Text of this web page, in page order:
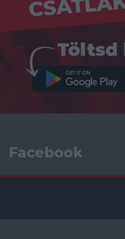
Facebook